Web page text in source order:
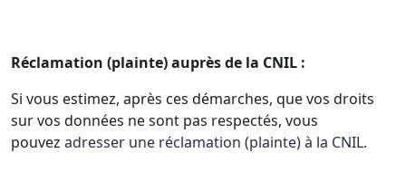
Réclamation (plainte) auprès de la CNIL :
Si vous estimez, après ces démarches, que vos droits
sur vos données ne sont pas respectés, vous
pouvez adresser une réclamation (plainte) à la CNIL.